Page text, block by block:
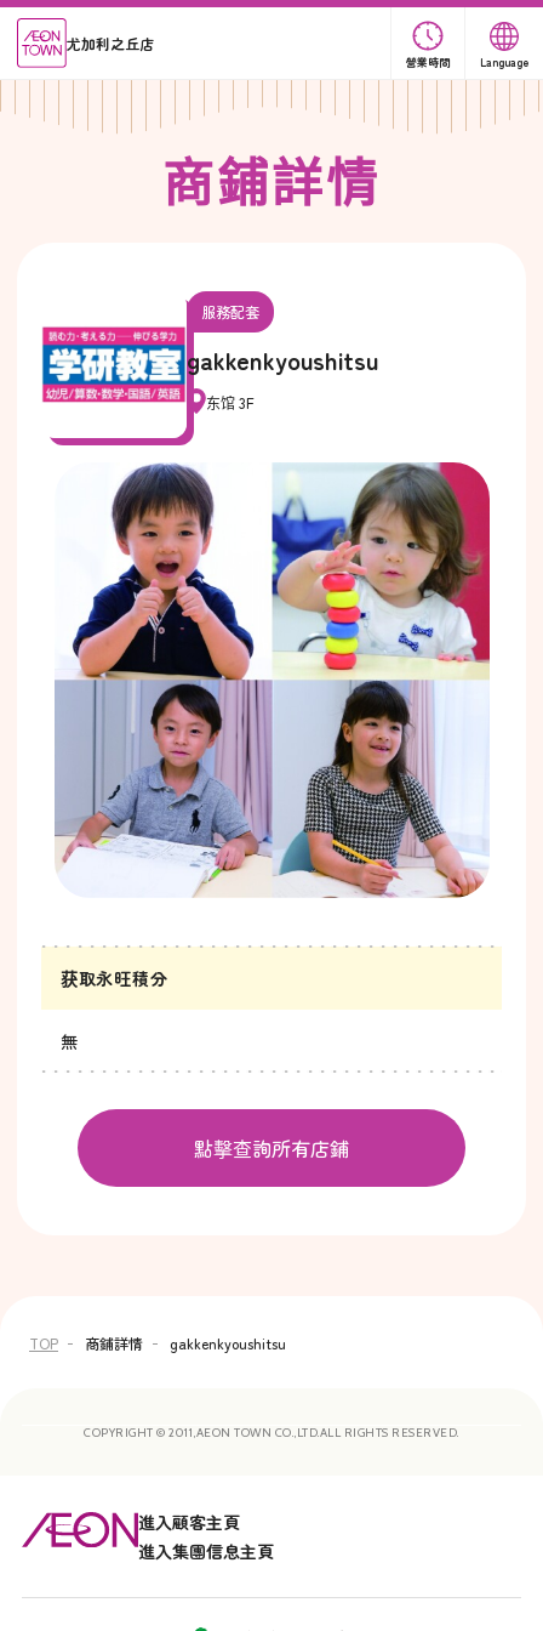
尤加利之丘店
營業時間 Language
商鋪詳情
服務配套
gakkenkyoushitsu
东馆 3F
获取永旺積分
無
點擊查詢所有店鋪
TOP 商鋪詳情 gakkenkyoushitsu
COPYRIGHT © 2011,AEON TOWN CO.,LTD.ALL RIGHTS RESERVED.
進入顧客主頁
進入集團信息主頁